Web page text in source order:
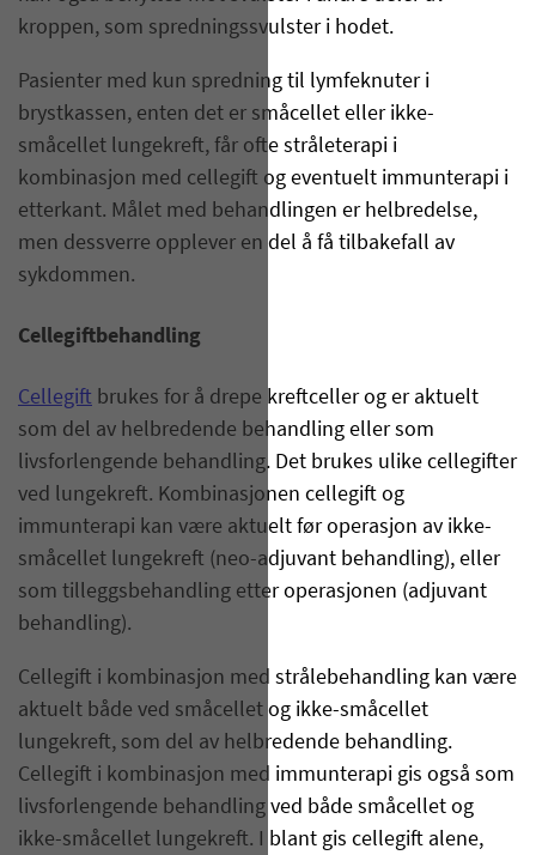
kroppen, som spredningssvulster i hodet.
Pasienter med kun spredning til lymfeknuter i
brystkassen, enten det er småcellet eller ikke-
småcellet lungekreft, får ofte stråleterapi i
kombinasjon med cellegift og eventuelt immunterapi i
etterkant. Målet med behandlingen er helbredelse,
men dessverre opplever en del å få tilbakefall av
sykdommen.
Cellegiftbehandling
Cellegift brukes for å drepe kreftceller og er aktuelt
som del av helbredende behandling eller som
livsforlengende behandling. Det brukes ulike cellegifter
ved lungekreft. Kombinasjonen cellegift og
immunterapi kan være aktuelt før operasjon av ikke-
småcellet lungekreft (neo-adjuvant behandling), eller
som tilleggsbehandling etter operasjonen (adjuvant
behandling).
Cellegift i kombinasjon med strålebehandling kan være
aktuelt både ved småcellet og ikke-småcellet
lungekreft, som del av helbredende behandling.
Cellegift i kombinasjon med immunterapi gis også som
livsforlengende behandling ved både småcellet og
ikke-småcellet lungekreft. I blant gis cellegift alene,